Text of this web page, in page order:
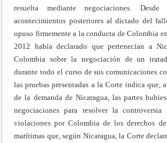
resuelta mediante negociaciones.
acontecimientos posteriores al dictado del
opuso firmemente a la conducta de Colombia
2012 había declarado que pertenecían a
Colombia sobre la negociación de un
durante todo el curso de sus comunicaciones
las pruebas presentadas a la Corte indica que,
de la demanda de Nicaragua, las partes
negociaciones para resolver la
violaciones por Colombia de los derechos
marítimas que, según Nicaragua, la Corte